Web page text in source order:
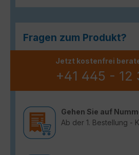
Fragen zum Produkt?
Jetzt kostenfrei
+41 445 - 12
Gehen Sie auf
Ab der 1. Bestellung -